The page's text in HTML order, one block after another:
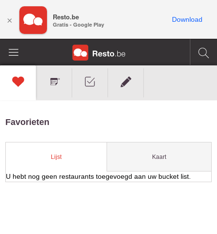
Favorieten
Lijst Kaart
U hebt nog geen restaurants toegevoegd aan uw bucket list.
× Resto.be
Gratis - Google Play
Download